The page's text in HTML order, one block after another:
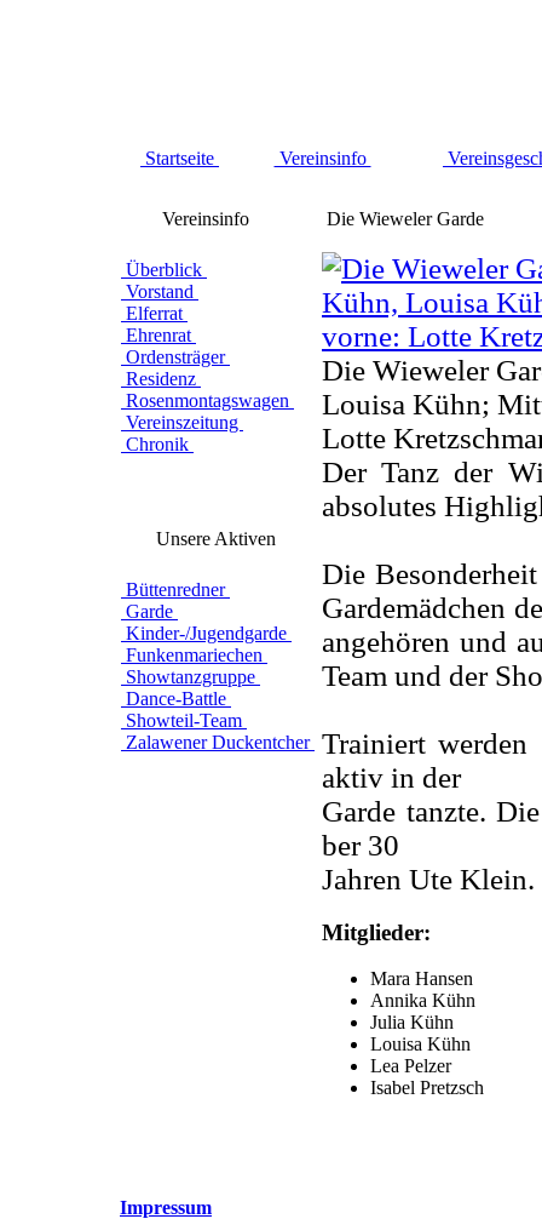
Startseite Vereinsinfo
Vereinsinfo
Überblick
Vorstand
Elferrat
Ehrenrat
Ordensträger
Residenz
Rosenmontagswagen
Vereinszeitung
Chronik
Unsere Aktiven
Büttenredner
Garde
Kinder-/Jugendgarde
Funkenmariechen
Showtanzgruppe
Dance-Battle
Showteil-Team
Zalawener Duckentcher
Die Wieweler Garde
Die Wieweler
Louisa Kühn;
Lotte
Der Tanz der
absolutes
Die
Gardemädchen
angehören und
Team und der
Trainiert
aktiv in der
Garde tanzte.
ber 30
Jahren Ute Klein.
Mitglieder:
Mara Hansen
Annika Kühn
Julia Kühn
Louisa Kühn
Lea Pelzer
Isabel Pretzsch
Impressum